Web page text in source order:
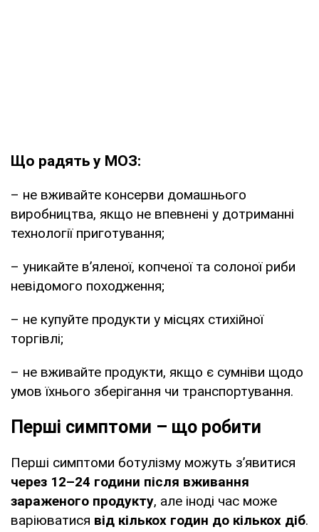
Що радять у МОЗ:
– не вживайте консерви домашнього
виробництва, якщо не впевнені у дотриманні
технології приготування;
– уникайте в’яленої, копченої та солоної риби
невідомого походження;
– не купуйте продукти у місцях стихійної
торгівлі;
– не вживайте продукти, якщо є сумніви щодо
умов їхнього зберігання чи транспортування.
Перші симптоми – що робити
Перші симптоми ботулізму можуть з’явитися
через 12–24 години після вживання
зараженого продукту, але іноді час може
варіюватися від кількох годин до кількох діб.